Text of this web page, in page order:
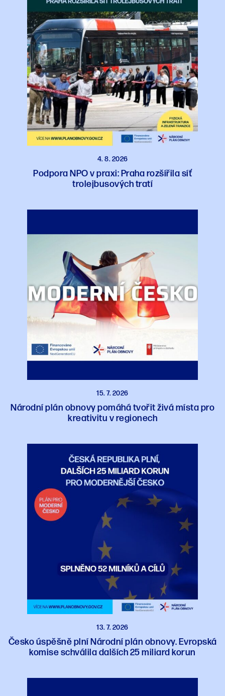
4. 8. 2026
Podpora NPO v praxi: Praha rozšířila síť
trolejbusových tratí
15. 7. 2026
Národní plán obnovy pomáhá tvořit živá místa pro
kreativitu v regionech
13. 7. 2026
Česko úspěšně plní Národní plán obnovy. Evropská
komise schválila dalších 25 miliard korun